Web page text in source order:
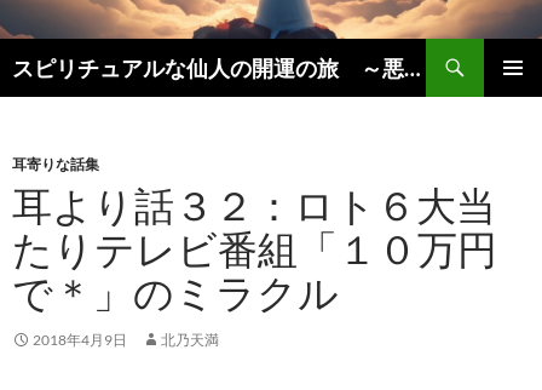
スピリチュアルな仙人の開運の旅 ～悪運を断ち、豊かな人生を引き寄せる秘訣実践法～
索
ン
ツ
へ
ス
キ
ッ
耳寄りな話集
耳より話３２：ロト６大当
たりテレビ番組「１０万円
で＊」のミラクル
2018年4月9日 北乃天満